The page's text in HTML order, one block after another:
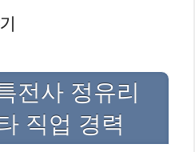
전사 정유리
직업 경력